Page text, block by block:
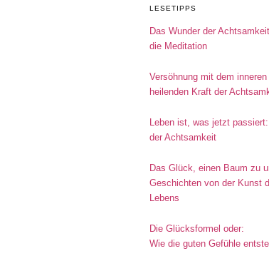
LESETIPPS
Das Wunder der
die Meditation
Versöhnung mit dem
heilenden Kraft der
Leben ist, was jetzt
der Achtsamkeit
Das Glück, einen Baum zu
Geschichten von der Kunst
Lebens
Die Glücksformel oder:
Wie die guten Gefühle